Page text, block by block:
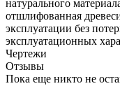
натурального
отшлифованная
эксплуатации без
эксплуатационных
Чертежи
Отзывы
Пока еще никто не